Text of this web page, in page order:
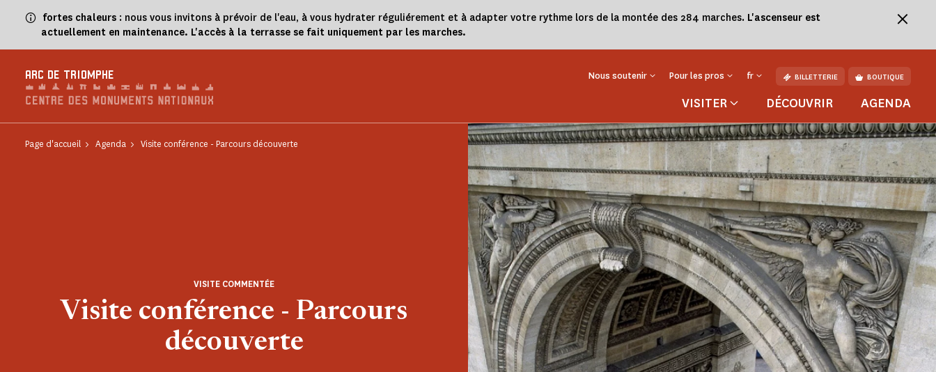
fortes chaleurs : nous vous invitons à prévoir de l'eau, à vous hydrater réguliérement et à adapter votre rythme lors de la montée des 284 marches. L'ascenseur est
actuellement en maintenance. L'accès à la terrasse se fait uniquement par les marches.
ARC DE TRIOMPHE Nous soutenir Pour les pros fr BILLETTERIE BOUTIQUE
VISITER DÉCOUVRIR AGENDA
Page d'accueil Agenda Visite conférence - Parcours découverte
Visite conférence - Parcours
découverte
VISITE COMMENTÉE